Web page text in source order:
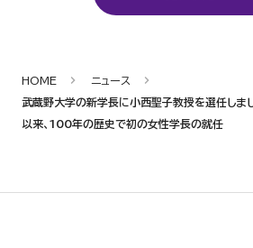
HOME
ニュース
武蔵野大学の新学長に小西聖子教授を選任し
以来、100年の歴史で初の女性学長の就任